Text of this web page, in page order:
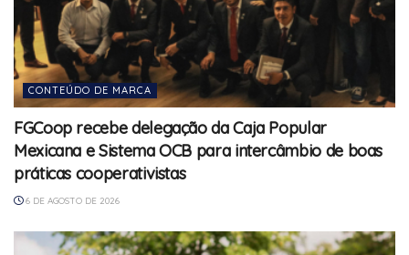
CONTEÚDO DE MARCA
FGCoop recebe delegação da Caja Popular
Mexicana e Sistema OCB para intercâmbio de boas
práticas cooperativistas
6 DE AGOSTO DE 2026